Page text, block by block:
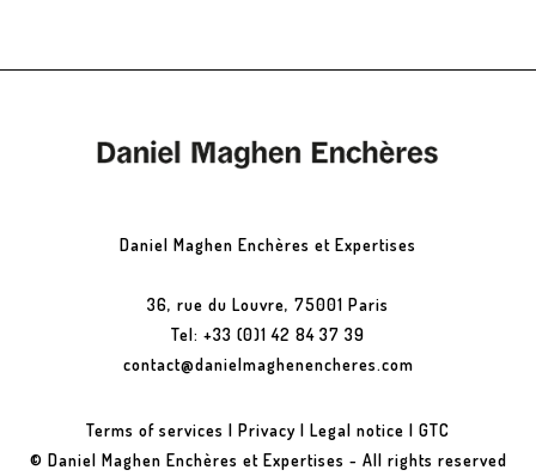
Daniel Maghen Enchères et Expertises
36, rue du Louvre, 75001 Paris
Tel: +33 (0)1 42 84 37 39
contact@danielmaghenencheres.com
Terms of services | Privacy | Legal notice | GTC
© Daniel Maghen Enchères et Expertises - All rights reserved